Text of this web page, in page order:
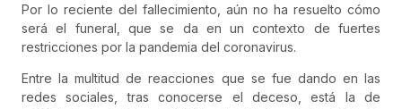
Por lo reciente del fallecimiento, aún no ha resuelto cómo
será el funeral, que se da en un contexto de fuertes
restricciones por la pandemia del coronavirus.
Entre la multitud de reacciones que se fue dando en las
redes sociales, tras conocerse el deceso, está la de